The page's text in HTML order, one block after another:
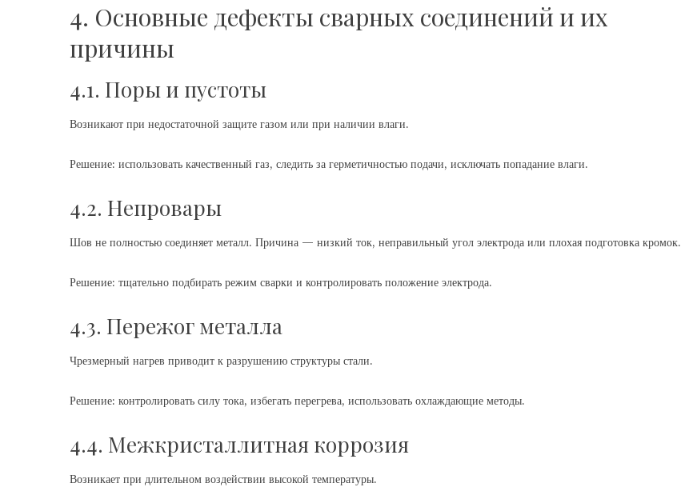
4. Основные дефекты сварных соединений и их
причины
4.1. Поры и пустоты
Возникают при недостаточной защите газом или при наличии влаги.
Решение: использовать качественный газ, следить за герметичностью подачи, исключать попадание влаги.
4.2. Непровары
Шов не полностью соединяет металл. Причина — низкий ток, неправильный угол электрода или плохая подготовка кромок.
Решение: тщательно подбирать режим сварки и контролировать положение электрода.
4.3. Пережог металла
Чрезмерный нагрев приводит к разрушению структуры стали.
Решение: контролировать силу тока, избегать перегрева, использовать охлаждающие методы.
4.4. Межкристаллитная коррозия
Возникает при длительном воздействии высокой температуры.